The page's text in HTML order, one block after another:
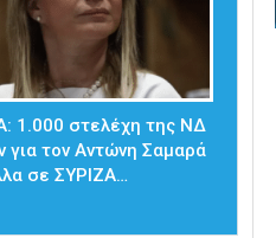
1.000 στελέχη της ΝΔ
για τον Αντώνη Σαμαρά
σε ΣΥΡΙΖΑ…